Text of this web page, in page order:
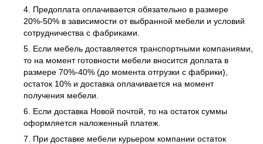
4. Предоплата оплачивается обязательно в размере
20%-50% в зависимости от выбранной мебели и условий
сотрудничества с фабриками.
5. Если мебель доставляется транспортными компаниями,
то на момент готовности мебели вносится доплата в
размере 70%-40% (до момента отгрузки с фабрики),
остаток 10% и доставка оплачивается на момент
получения мебели.
6. Если доставка Новой почтой, то на остаток суммы
оформляется наложенный платеж.
7. При доставке мебели курьером компании остаток